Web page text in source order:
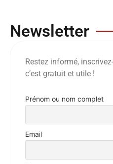
Newsletter
Restez informé,
c’est gratuit et utile !
Prénom ou nom complet
Email